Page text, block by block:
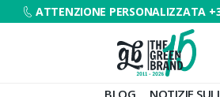
ATTENZIONE PERSONALIZZATA
BLOG NOTIZIE